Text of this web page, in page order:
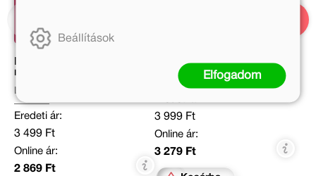
mesék
Mészöly Ágnes
Eredeti ár:
3 499 Ft
Online ár:
2 869 Ft
Bing - Kincskeresés
3 999 Ft
Online ár:
3 279 Ft
Beállítások
Elfogadom